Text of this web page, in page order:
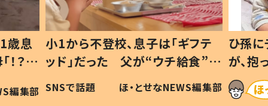
歳息
？」
編集部
小1から不登校、息子は「ギフテ
ッド」だった 父が“ウチ給食”を
作り続ける理由とは #令和の親
#令和の子
SNSで話題 ほ・とせなNEWS編集部
ひ孫
が、
「涙が
い」